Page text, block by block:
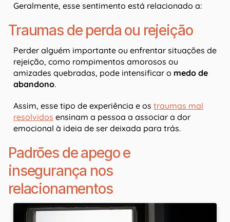
Geralmente, esse sentimento está relacionado a:
Traumas de perda ou rejeição
Perder alguém importante ou enfrentar situações de
rejeição, como rompimentos amorosos ou
amizades quebradas, pode intensificar o medo de
abandono.
Assim, esse tipo de experiência e os traumas mal
resolvidos ensinam a pessoa a associar a dor
emocional à ideia de ser deixada para trás.
Padrões de apego e
insegurança nos
relacionamentos